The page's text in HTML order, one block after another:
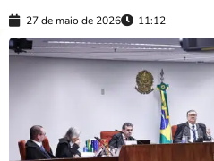
27 de maio de 2026 11:12